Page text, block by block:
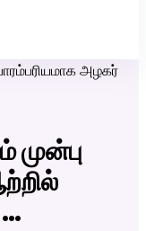
அழகர்
முன்பு